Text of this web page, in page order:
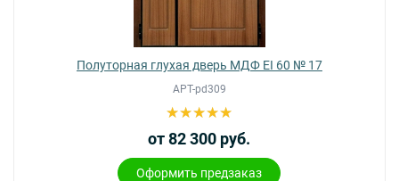
Полуторная глухая дверь МДФ EI 60 № 17
АРТ-pd309
от 82 300 руб.
Оформить предзаказ